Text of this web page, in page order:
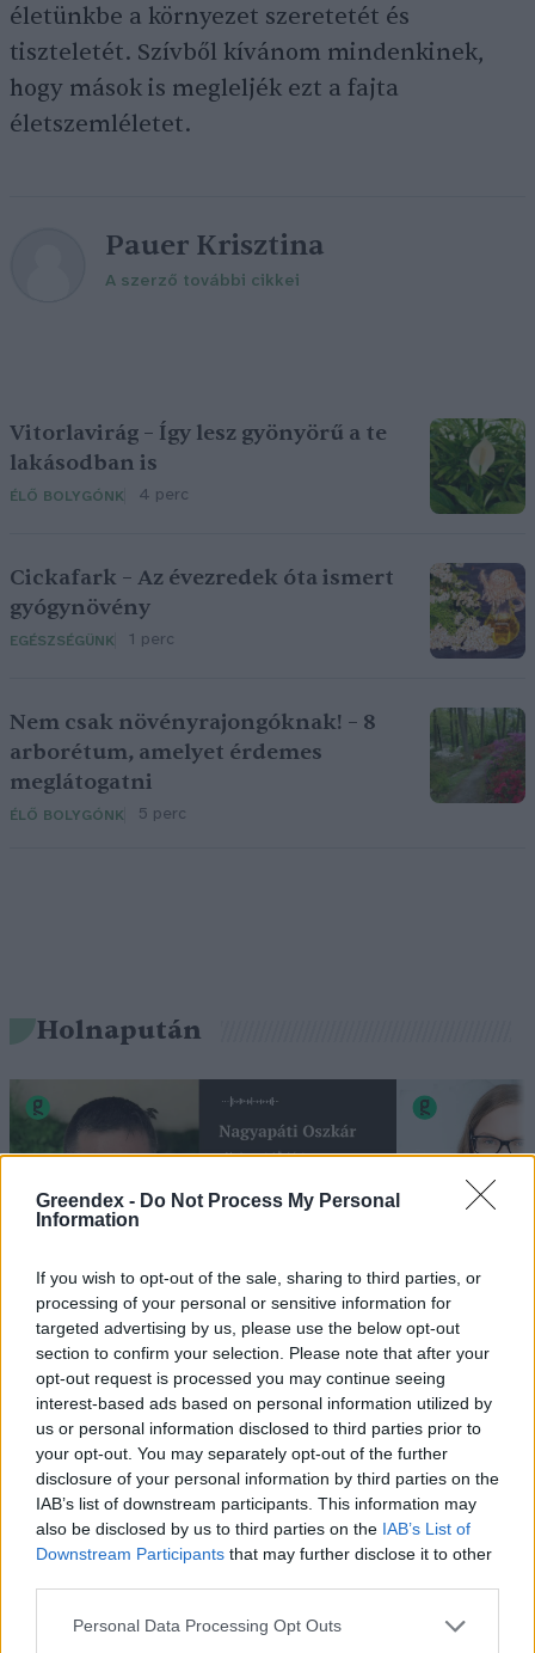
Greendex - Do Not Process My Personal
Information
If you wish to opt-out of the sale, sharing to third parties, or
processing of your personal or sensitive information for
targeted advertising by us, please use the below opt-out
section to confirm your selection. Please note that after your
opt-out request is processed you may continue seeing
interest-based ads based on personal information utilized by
us or personal information disclosed to third parties prior to
your opt-out. You may separately opt-out of the further
disclosure of your personal information by third parties on the
IAB’s list of downstream participants. This information may
also be disclosed by us to third parties on the IAB’s List of
Downstream Participants that may further disclose it to other
Personal Data Processing Opt Outs
életünkbe a környezet szeretetét és
tiszteletét. Szívből kívánom mindenkinek,
hogy mások is megleljék ezt a fajta
életszemléletet.
Pauer Krisztina
A szerző további cikkei
Vitorlavirág – Így lesz gyönyörű a te
lakásodban is
ÉLŐ BOLYGÓNK 4 perc
Cickafark – Az évezredek óta ismert
gyógynövény
EGÉSZSÉGÜNK 1 perc
Nem csak növényrajongóknak! – 8
arborétum, amelyet érdemes
meglátogatni
ÉLŐ BOLYGÓNK 5 perc
Holnapután
„Mindegy már, hogy milyen
víz, csak víz legyen” |
Holnapután
Greendex 55:58
A
az ember
Greendex
Vitorlavirág – Így lesz gyönyörű
a te lakásodban is